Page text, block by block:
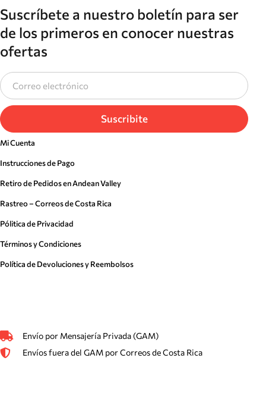
Suscríbete a nuestro boletín para ser
de los primeros en conocer nuestras
ofertas
Suscribite
Mi Cuenta
Instrucciones de Pago
Retiro de Pedidos en Andean Valley
Rastreo – Correos de Costa Rica
Pólitica de Privacidad
Términos y Condiciones
Política de Devoluciones y Reembolsos
Envío por Mensajería Privada (GAM)
Envíos fuera del GAM por Correos de Costa Rica